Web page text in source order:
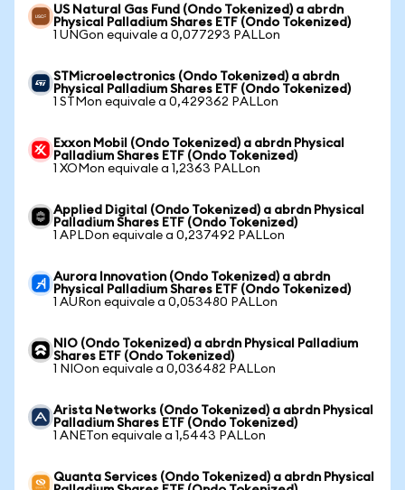
US Natural Gas Fund (Ondo Tokenized) a abrdn
Physical Palladium Shares ETF (Ondo Tokenized)
1 UNGon equivale a 0,077293 PALLon
STMicroelectronics (Ondo Tokenized) a abrdn
Physical Palladium Shares ETF (Ondo Tokenized)
1 STMon equivale a 0,429362 PALLon
Exxon Mobil (Ondo Tokenized) a abrdn Physical
Palladium Shares ETF (Ondo Tokenized)
1 XOMon equivale a 1,2363 PALLon
Applied Digital (Ondo Tokenized) a abrdn Physical
Palladium Shares ETF (Ondo Tokenized)
1 APLDon equivale a 0,237492 PALLon
Aurora Innovation (Ondo Tokenized) a abrdn
Physical Palladium Shares ETF (Ondo Tokenized)
1 AURon equivale a 0,053480 PALLon
NIO (Ondo Tokenized) a abrdn Physical Palladium
Shares ETF (Ondo Tokenized)
1 NIOon equivale a 0,036482 PALLon
Arista Networks (Ondo Tokenized) a abrdn Physical
Palladium Shares ETF (Ondo Tokenized)
1 ANETon equivale a 1,5443 PALLon
Quanta Services (Ondo Tokenized) a abrdn Physical